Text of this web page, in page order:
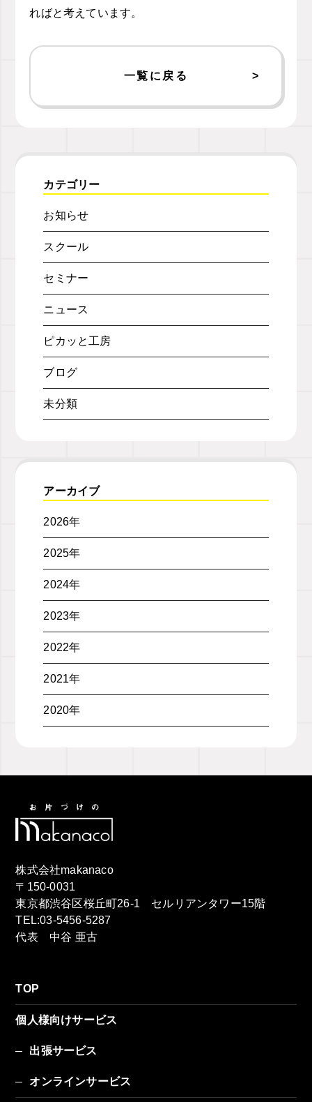
ればと考えています。
一覧に戻る
カテゴリー
お知らせ
スクール
セミナー
ニュース
ピカッと工房
ブログ
未分類
アーカイブ
2026年
2025年
2024年
2023年
2022年
2021年
2020年
株式会社makanaco
〒150-0031
東京都渋谷区桜丘町26-1 セルリアンタワー15階
TEL:03-5456-5287
代表 中谷 亜古
TOP
個人様向けサービス
出張サービス
オンラインサービス